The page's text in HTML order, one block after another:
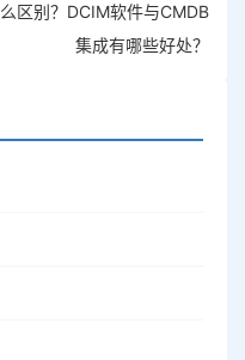
么区别？DCIM软件与CMDB
集成有哪些好处？